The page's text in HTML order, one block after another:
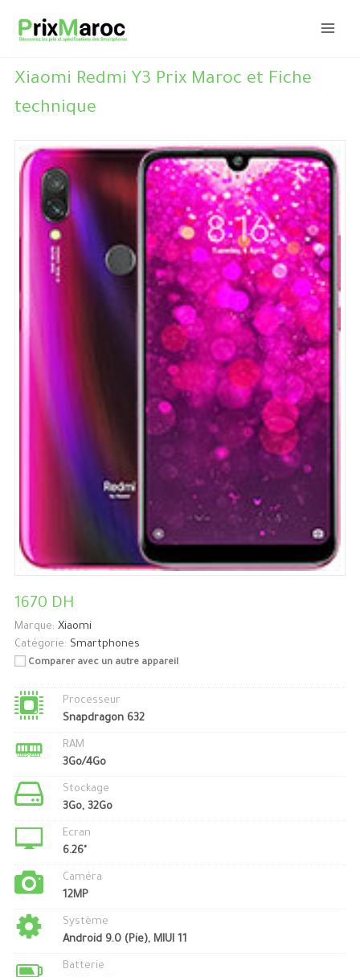
Xiaomi Redmi Y3 Prix Maroc et Fiche
technique
1670 DH
Marque: Xiaomi
Catégorie: Smartphones
Comparer avec un autre appareil
Processeur
Snapdragon 632
RAM
3Go/4Go
Stockage
3Go, 32Go
Ecran
6.26"
Caméra
12MP
Système
Android 9.0 (Pie), MIUI 11
Batterie